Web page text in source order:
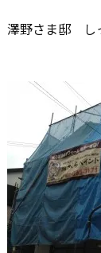
澤野さま邸 し